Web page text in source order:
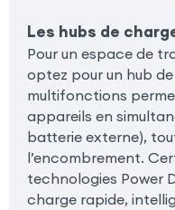
Les hubs de
Pour un espace de
optez pour un hub
multifonctions
appareils en
batterie externe),
l’encombrement.
technologies Power
charge rapide,